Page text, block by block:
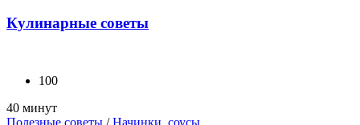
Кулинарные советы
100
40 минут